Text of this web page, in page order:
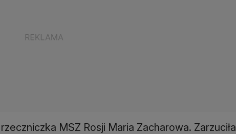
MSZ Rosji Maria Zacharowa. Zarzuciła